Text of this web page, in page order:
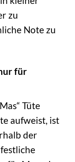
zu
Note zu
für
Tüte
aufweist, ist
der